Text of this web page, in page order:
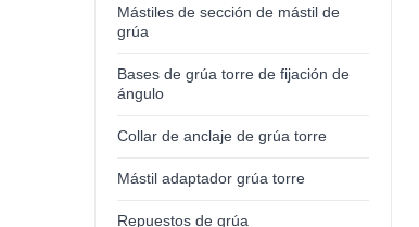
Mástiles de sección de mástil de
grúa
Bases de grúa torre de fijación de
ángulo
Collar de anclaje de grúa torre
Mástil adaptador grúa torre
Repuestos de grúa